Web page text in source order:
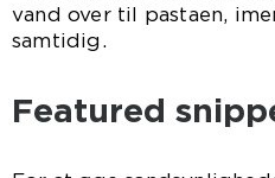
vand over til pastaen,
samtidig.
Featured